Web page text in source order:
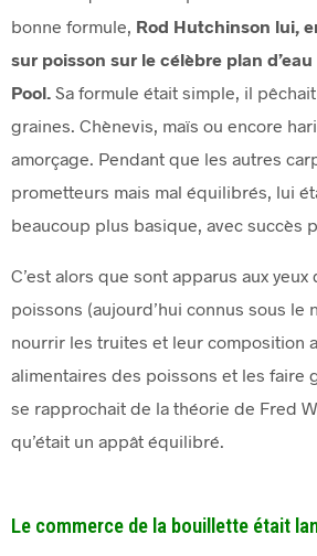
bonne formule, Rod Hutchinson lui,
sur poisson sur le célèbre plan
Pool.Sa formule était simple, il
graines. Chènevis, maïs ou encore
amorçage. Pendant que les autres
prometteurs mais mal équilibrés, lui
beaucoup plus basique, avec succès
C’est alors que sont apparus aux
poissons (aujourd’hui connus sous le
nourrir les truites et leur composition
alimentaires des poissons et les faire
se rapprochait de la théorie de Fred
qu’était un appât équilibré.
Le commerce de la bouillette était